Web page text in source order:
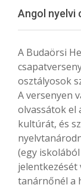
Angol nyelvi
A Budaörsi
osztályosok
A versenyen
olvassátok el
kultúrát, és
(egy
jelentkezését
tanárnőnél a